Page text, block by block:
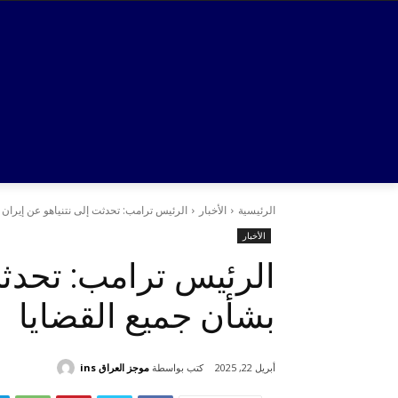
الرئيسية الأخبار الرئيس ترامب: تحدثت إلى نتنياهو عن
الأخبار
الرئيس ترامب:
بشأن جميع القضايا
أبريل 22, 2025 كتب بواسطة موجز العراق ins